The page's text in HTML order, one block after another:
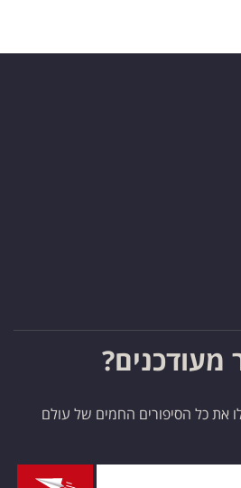
מעודכנים?
את כל הסיפורים החמים של עולם